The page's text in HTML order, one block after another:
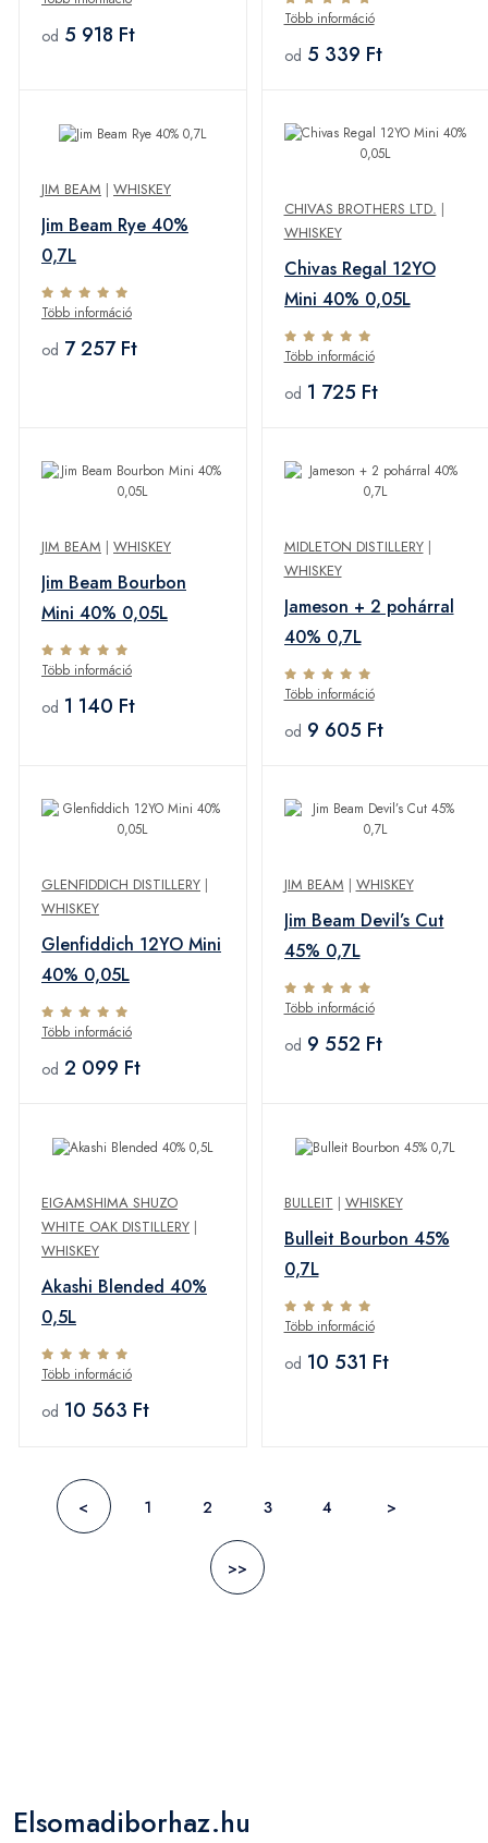
od 5 918 Ft
Több információ
od 5 339 Ft
JIM BEAM | WHISKEY
Jim Beam Rye 40%
0,7L
Több információ
od 7 257 Ft
CHIVAS BROTHERS LTD. |
WHISKEY
Chivas Regal 12YO
Mini 40% 0,05L
Több információ
od 1 725 Ft
JIM BEAM | WHISKEY
Jim Beam Bourbon
Mini 40% 0,05L
Több információ
od 1 140 Ft
MIDLETON DISTILLERY|
WHISKEY
Jameson + 2 pohárral
40% 0,7L
Több információ
od 9 605 Ft
GLENFIDDICH DISTILLERY |
WHISKEY
Glenfiddich 12YO Mini
40% 0,05L
Több információ
od 2 099 Ft
JIM BEAM | WHISKEY
Jim Beam Devil’s Cut
45% 0,7L
Több információ
od 9 552 Ft
EIGAMSHIMA SHUZO
WHITE OAK DISTILLERY |
WHISKEY
Akashi Blended 40%
0,5L
Több információ
od 10 563 Ft
BULLEIT | WHISKEY
Bulleit Bourbon 45%
0,7L
Több információ
od 10 531 Ft
< 1 2 3 4 >
>>
Elsomadiborhaz.hu